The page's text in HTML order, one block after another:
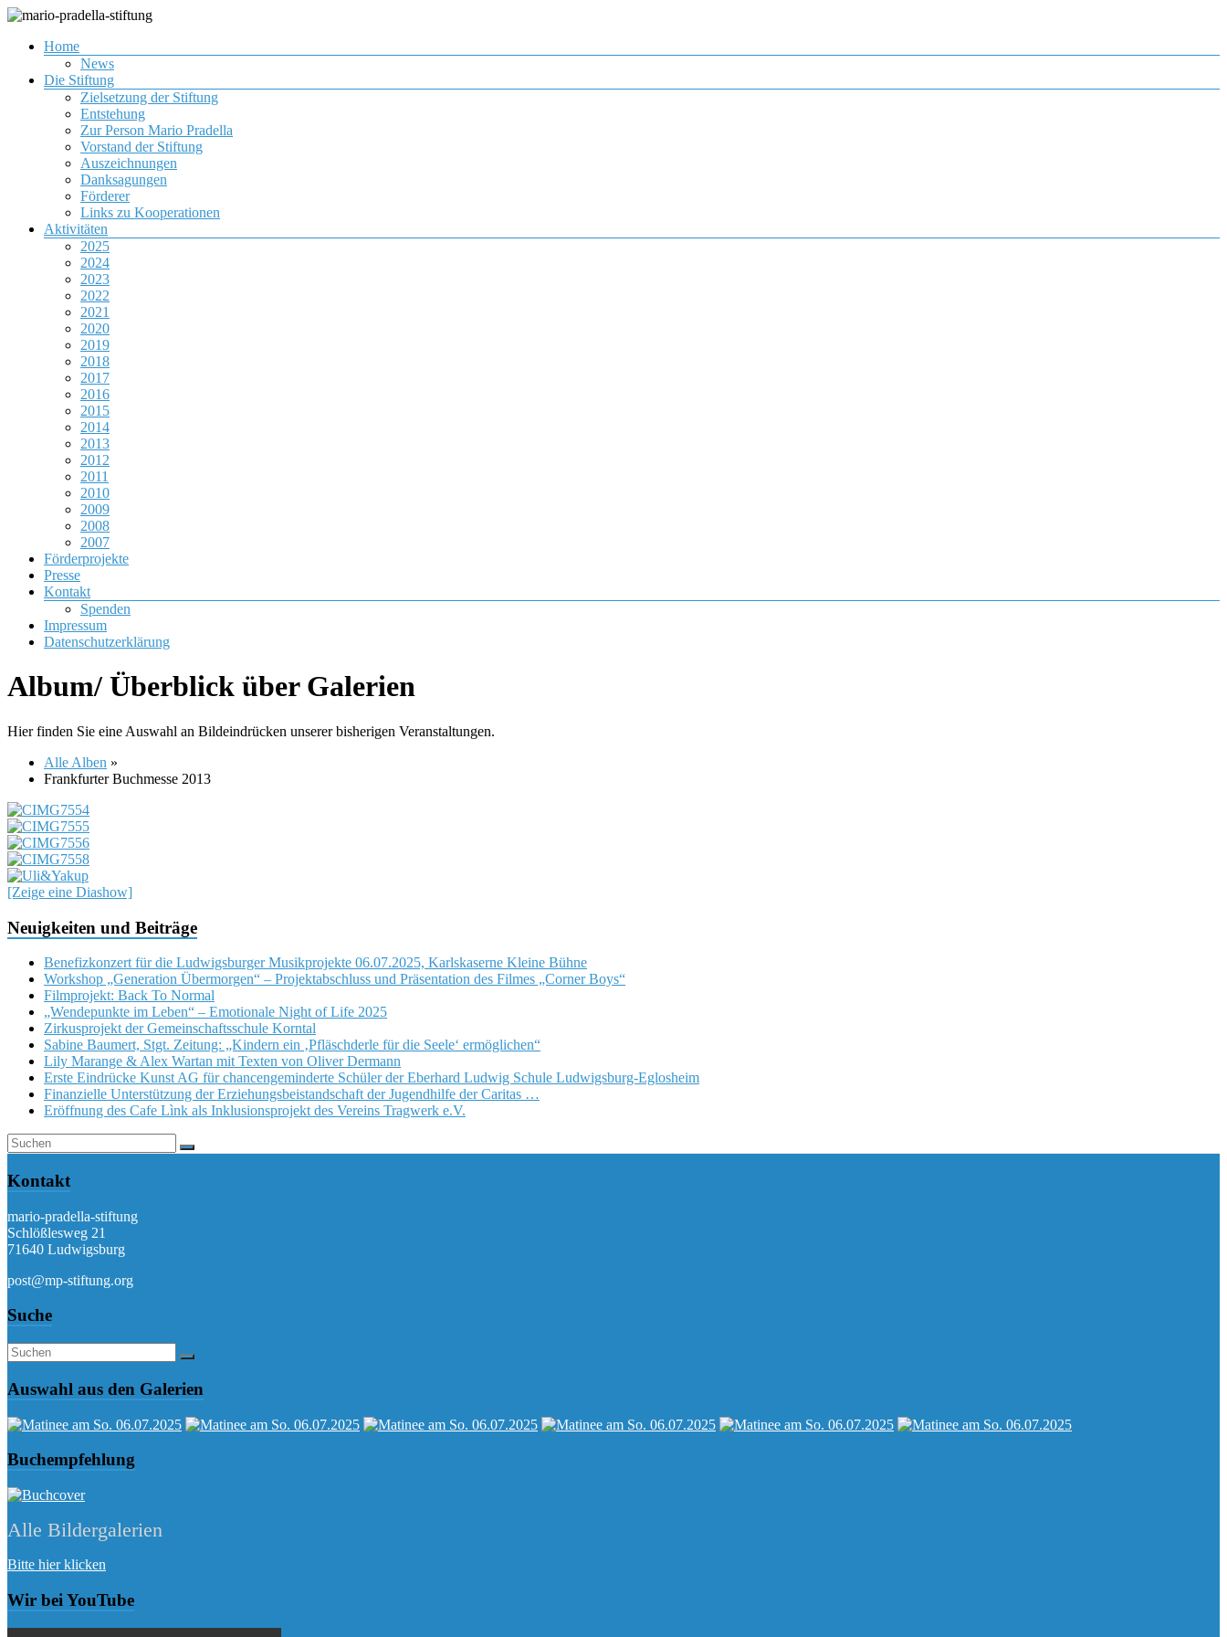
Zum
springen
mario-pradella-stiftung
Gemeinnützige Organisation zur Förderung von Jugendlichen
Menü
Home
News
Die Stiftung
Zielsetzung der Stiftung
Entstehung
Zur Person Mario Pradella
Vorstand der Stiftung
Auszeichnungen
Danksagungen
Förderer
Links zu Kooperationen
Aktivitäten
2025
2024
2023
2022
2021
2020
2019
2018
2017
2016
2015
2014
2013
2012
2011
2010
2009
2008
2007
Förderprojekte
Presse
Kontakt
Spenden
Impressum
Datenschutzerklärung
Album/ Überblick über Galerien
Hier finden Sie eine Auswahl an Bildeindrücken unserer bisherigen Veranstaltungen.
Alle Alben »
Frankfurter Buchmesse 2013
[Zeige eine Diashow]
Neuigkeiten und Beiträge
Benefizkonzert für die Ludwigsburger Musikprojekte 06.07.2025, Karlskaserne Kleine Bühne
Workshop „Generation Übermorgen“ – Projektabschluss und Präsentation des Filmes „Corner Boys“
Filmprojekt: Back To Normal
„Wendepunkte im Leben“ – Emotionale Night of Life 2025
Zirkusprojekt der Gemeinschaftsschule Korntal
Sabine Baumert, Stgt. Zeitung: „Kindern ein ‚Pfläschderle für die Seele‘ ermöglichen“
Lily Marange & Alex Wartan mit Texten von Oliver Dermann
Erste Eindrücke Kunst AG für chancengeminderte Schüler der Eberhard Ludwig Schule Ludwigsburg-Eglosheim
Finanzielle Unterstützung der Erziehungsbeistandschaft der Jugendhilfe der Caritas …
Eröffnung des Cafe Lìnk als Inklusionsprojekt des Vereins Tragwerk e.V.
Kontakt
mario-pradella-stiftung
Schlößlesweg 21
71640 Ludwigsburg
post@mp-stiftung.org
Suche
Auswahl aus den Galerien
Buchempfehlung
Alle Bildergalerien
Bitte hier klicken
Wir bei YouTube